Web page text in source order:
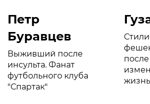
Петр
Буравцев
Выживший после
инсульта. Фанат
футбольного клуба
"Спартак"
жизнь